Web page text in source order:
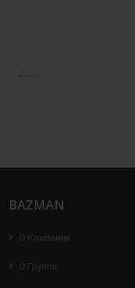
BAZMAN
О Компании
О Группе